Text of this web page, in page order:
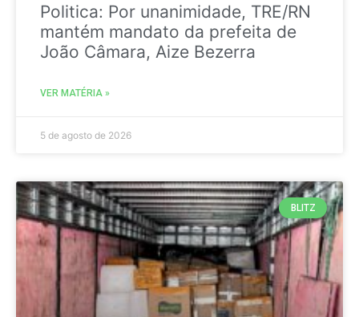
Politica: Por unanimidade, TRE/RN
mantém mandato da prefeita de
João Câmara, Aize Bezerra
VER MATÉRIA »
5 de agosto de 2026
BLITZ